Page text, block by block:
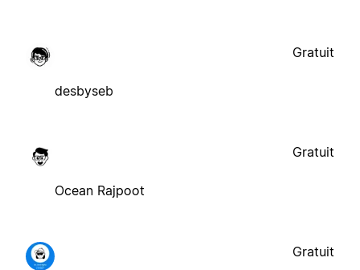
desbyseb
Gratuit
Ocean Rajpoot
Gratuit
Gratuit